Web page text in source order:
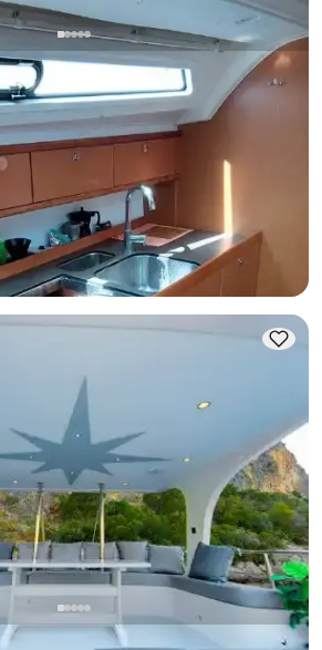
Neues Boot
(Up to 10 Gäste) | Budget Segel
Segelboot
· 12.00m
Verfügbarkeit & Preis ansehen